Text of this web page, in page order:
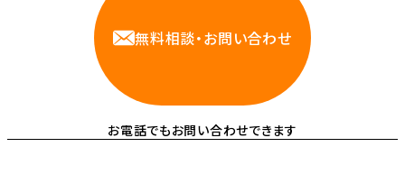
無料相談・お問い合わせ
お電話でもお問い合わせできます